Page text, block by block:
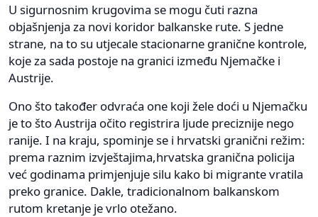
U sigurnosnim krugovima se mogu čuti razna
objašnjenja za novi koridor balkanske rute. S jedne
strane, na to su utjecale stacionarne granične kontrole,
koje za sada postoje na granici između Njemačke i
Austrije.
Ono što također odvraća one koji žele doći u Njemačku
je to što Austrija očito registrira ljude preciznije nego
ranije. I na kraju, spominje se i hrvatski granični režim:
prema raznim izvještajima,hrvatska granična policija
već godinama primjenjuje silu kako bi migrante vratila
preko granice. Dakle, tradicionalnom balkanskom
rutom kretanje je vrlo otežano.